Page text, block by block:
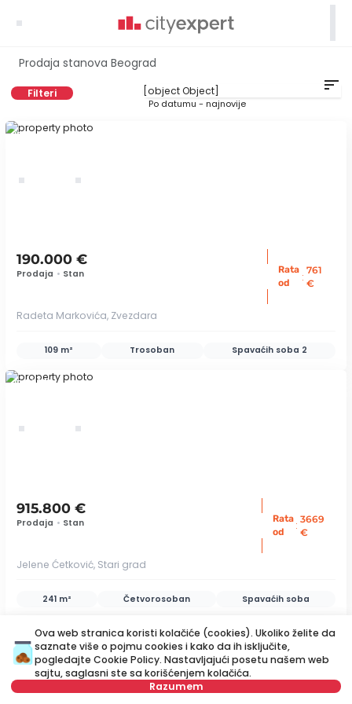
Prodaja stanova Beograd
Filteri sort
Po datumu - najnovije
ID 76550
190.000 €
Prodaja • Stan
Rata
od
: 761
€
Radeta Markovića, Zvezdara
109 m² Trosoban Spavaćih soba 2
ID 79358
915.800 €
Prodaja • Stan
Rata
od
: 3669
€
Jelene Ćetković, Stari grad
241 m² Četvorosoban Spavaćih soba
ID 78399
saveSačuvajte pretragu
Ova web stranica koristi kolačiće (cookies). Ukoliko želite da
saznate više o pojmu cookies i kako da ih isključite,
pogledajte Cookie Policy. Nastavljajući posetu našem web
sajtu, saglasni ste sa korišćenjem kolačića.
Razumem